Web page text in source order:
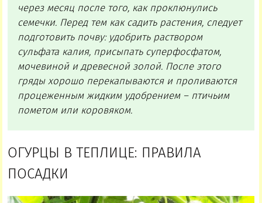
через месяц после того, как проклюнулись
семечки. Перед тем как садить растения, следует
подготовить почву: удобрить раствором
сульфата калия, присыпать суперфосфатом,
мочевиной и древесной золой. После этого
гряды хорошо перекапываются и проливаются
процеженным жидким удобрением – птичьим
пометом или коровяком.
ОГУРЦЫ В ТЕПЛИЦЕ: ПРАВИЛА
ПОСАДКИ